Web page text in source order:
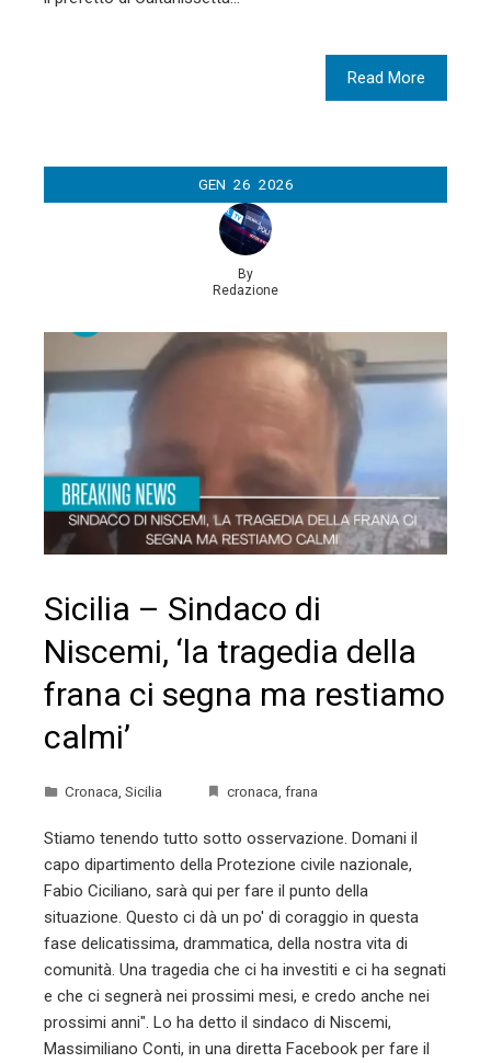
Read More
GEN 26 2026
By
Redazione
Sicilia – Sindaco di
Niscemi, ‘la tragedia della
frana ci segna ma restiamo
calmi’
Cronaca Sicilia cronaca frana
Stiamo tenendo tutto sotto osservazione. Domani il
capo dipartimento della Protezione civile nazionale,
Fabio Ciciliano, sarà qui per fare il punto della
situazione. Questo ci dà un po' di coraggio in questa
fase delicatissima, drammatica, della nostra vita di
comunità. Una tragedia che ci ha investiti e ci ha segnati
e che ci segnerà nei prossimi mesi, e credo anche nei
prossimi anni". Lo ha detto il sindaco di Niscemi,
Massimiliano Conti, in una diretta Facebook per fare il